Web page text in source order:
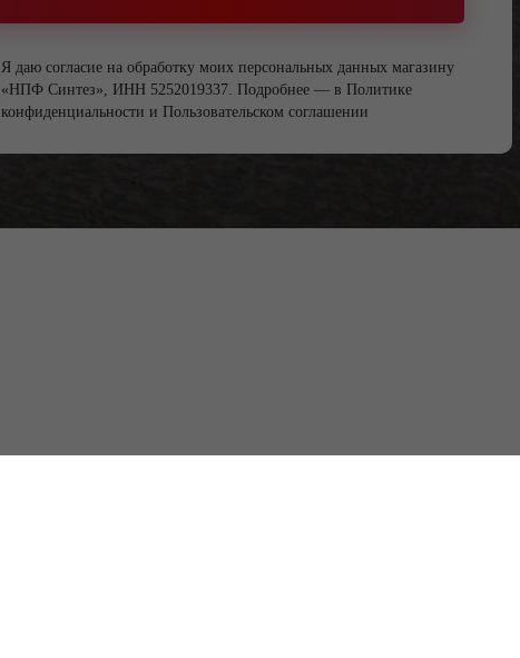
Я даю согласие на обработку моих персональных данных магазину
«НПФ Синтез», ИНН 5252019337. Подробнее — в Политике
конфиденциальности и Пользовательском соглашении